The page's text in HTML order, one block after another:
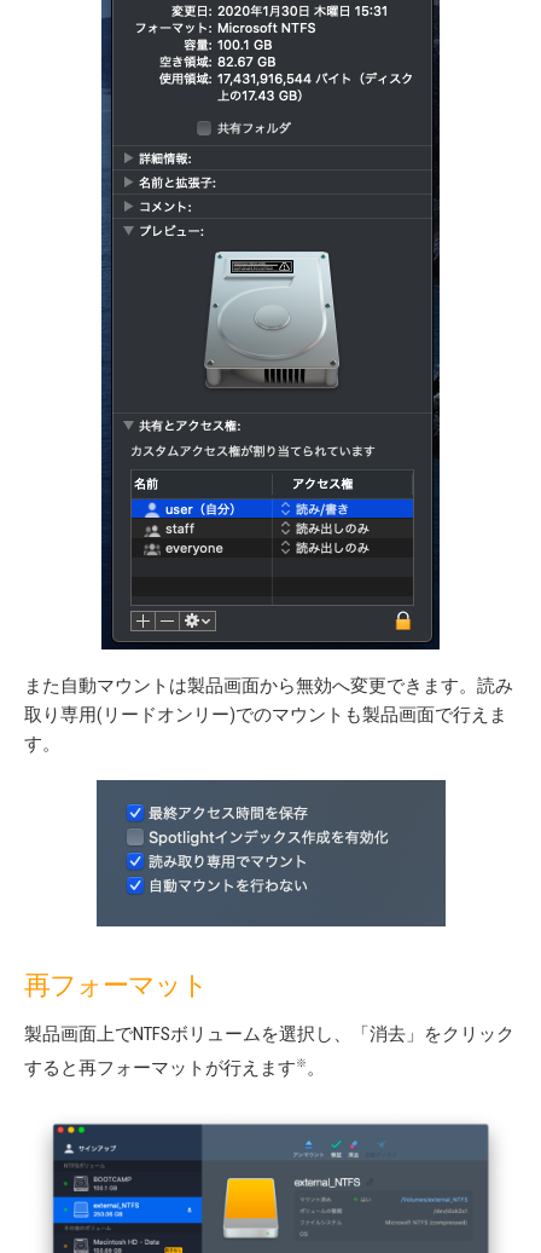
また自動マウントは製品画面から無効へ変更できます。読み
取り専用(リードオンリー)でのマウントも製品画面で行えま
す。
再フォーマット
製品画面上でNTFSボリュームを選択し、「消去」をクリック
すると再フォーマットが行えます※ 。